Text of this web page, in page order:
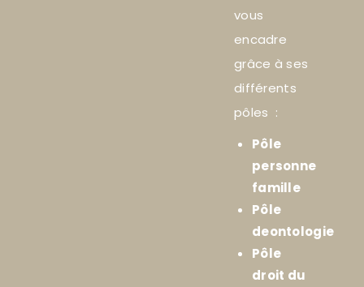
vous
encadre
grâce à ses
différents
pôles :
Pôle
personne
famille
Pôle
deontologie
Pôle
droit du